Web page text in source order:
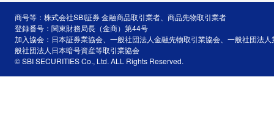
商号等：株式会社SBI証券 金融商品取引業者、商品先物取引業者
登録番号：関東財務局長（金商）第44号
加入協会：日本証券業協会、一般社団法人金融先物取引業協会、一般社団法
般社団法人日本暗号資産等取引業協会
© SBI SECURITIES Co., Ltd. ALL Rights Reserved.